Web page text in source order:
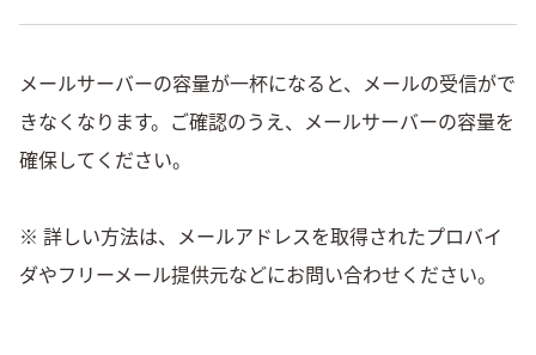
メールサーバーの容量が一杯になると、メールの受信がで
きなくなります。ご確認のうえ、メールサーバーの容量を
確保してください。
※ 詳しい方法は、メールアドレスを取得されたプロバイ
ダやフリーメール提供元などにお問い合わせください。